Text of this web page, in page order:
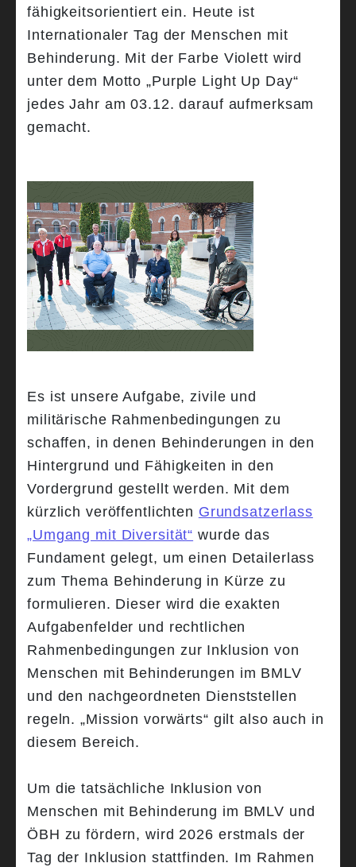
fähigkeitsorientiert ein. Heute ist
Internationaler Tag der Menschen mit
Behinderung. Mit der Farbe Violett wird
unter dem Motto „Purple Light Up Day“
jedes Jahr am 03.12. darauf aufmerksam
gemacht.
Es ist unsere Aufgabe, zivile und
militärische Rahmenbedingungen zu
schaffen, in denen Behinderungen in den
Hintergrund und Fähigkeiten in den
Vordergrund gestellt werden. Mit dem
kürzlich veröffentlichten Grundsatzerlass
„Umgang mit Diversität“ wurde das
Fundament gelegt, um einen Detailerlass
zum Thema Behinderung in Kürze zu
formulieren. Dieser wird die exakten
Aufgabenfelder und rechtlichen
Rahmenbedingungen zur Inklusion von
Menschen mit Behinderungen im BMLV
und den nachgeordneten Dienststellen
regeln. „Mission vorwärts“ gilt also auch in
diesem Bereich.
Um die tatsächliche Inklusion von
Menschen mit Behinderung im BMLV und
ÖBH zu fördern, wird 2026 erstmals der
Tag der Inklusion stattfinden. Im Rahmen